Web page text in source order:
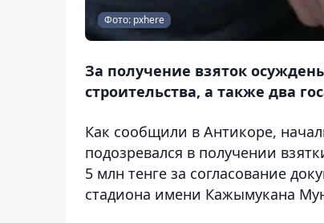
Фото: pxhere
За получение взяток
строительства, а также два
Как сообщили в Антикоре,
подозревался в получении
5 млн тенге за согласование
стадиона имени Кажымукана